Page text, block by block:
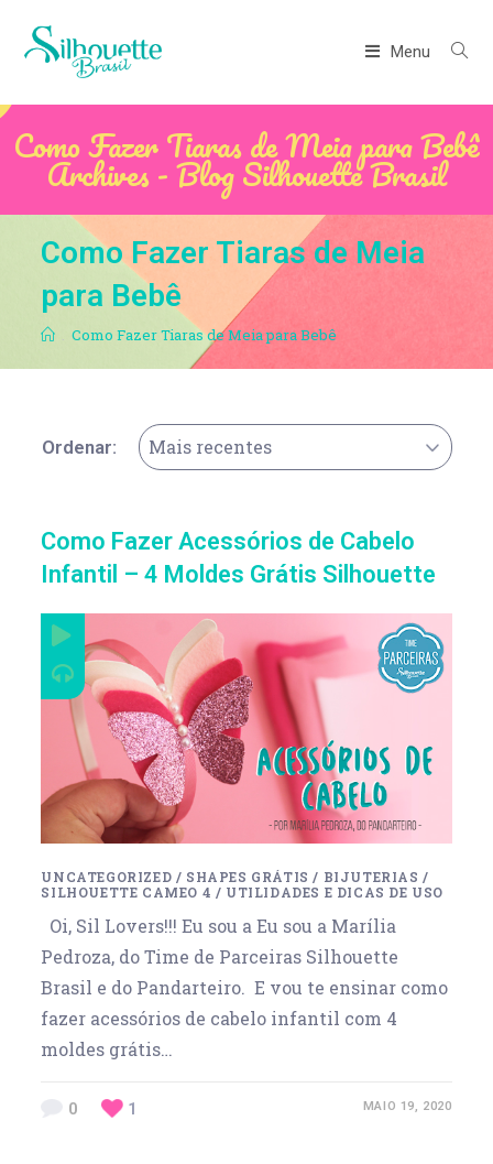
Menu
Como Fazer Tiaras de Meia para Bebê
Archives - Blog Silhouette Brasil
Como Fazer Tiaras de Meia
para Bebê
. Como Fazer Tiaras de Meia para Bebê
Ordenar: Mais recentes
Como Fazer Acessórios de Cabelo
Infantil – 4 Moldes Grátis Silhouette
UNCATEGORIZED / SHAPES GRÁTIS / BIJUTERIAS /
SILHOUETTE CAMEO 4 / UTILIDADES E DICAS DE USO
Oi, Sil Lovers!!! Eu sou a Eu sou a Marília
Pedroza, do Time de Parceiras Silhouette
Brasil e do Pandarteiro. E vou te ensinar como
fazer acessórios de cabelo infantil com 4
moldes grátis…
0 1 MAIO 19, 2020